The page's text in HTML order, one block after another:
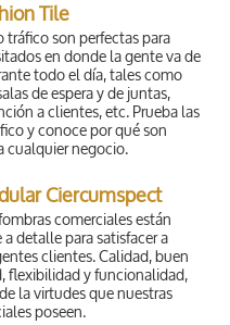
Tile
tráfico son perfectas para
en donde la gente va de
todo el día, tales como
de espera y de juntas,
a clientes, etc. Prueba las
y conoce por qué son
cualquier negocio.
Ciercumspect
comerciales están
detalle para satisfacer a
clientes. Calidad, buen
flexibilidad y funcionalidad,
la virtudes que nuestras
poseen.